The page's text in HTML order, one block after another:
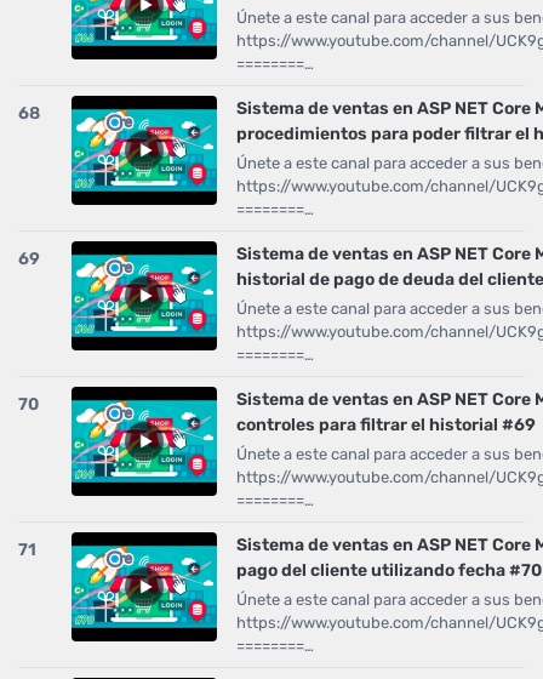
Únete a este canal para acceder a sus
https://www.youtube.com/channel/
========…
68
Sistema de ventas en ASP NET Core
procedimientos para poder filtrar el
Únete a este canal para acceder a sus
https://www.youtube.com/channel/
========…
69
Sistema de ventas en ASP NET Core
historial de pago de deuda del
Únete a este canal para acceder a sus
https://www.youtube.com/channel/
========…
70
Sistema de ventas en ASP NET Core
controles para filtrar el historial #69
Únete a este canal para acceder a sus
https://www.youtube.com/channel/
========…
71
Sistema de ventas en ASP NET
pago del cliente utilizando fecha #70
Únete a este canal para acceder a sus
https://www.youtube.com/channel/
========…